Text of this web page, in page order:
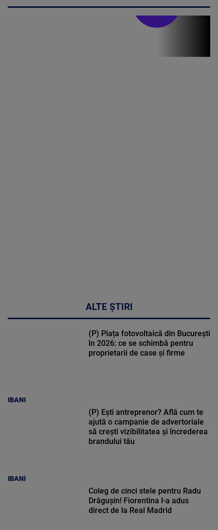
ALTE ȘTIRI
IBANI
(P) Piața fotovoltaică din București
în 2026: ce se schimbă pentru
proprietarii de case și firme
IBANI
(P) Ești antreprenor? Află cum te
ajută o campanie de advertoriale
să crești vizibilitatea și încrederea
brandului tău
Coleg de cinci stele pentru Radu
Drăgușin! Fiorentina l-a adus
direct de la Real Madrid